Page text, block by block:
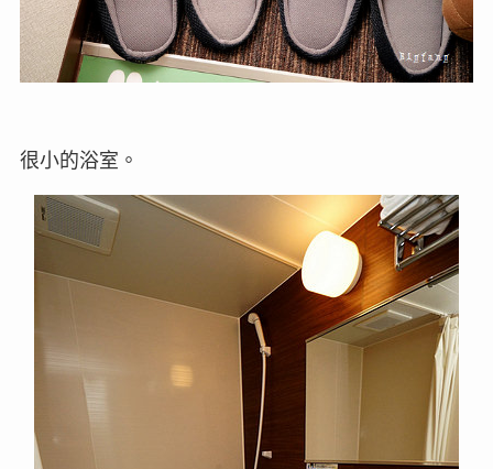
很小的浴室。